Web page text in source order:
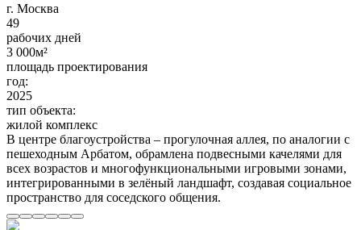
г. Москва
49
рабочих дней
3 000м²
площадь проектирования
год:
2025
тип объекта:
жилой комплекс
В центре благоустройства – прогулочная аллея, по аналогии с
пешеходным Арбатом, обрамлена подвесными качелями для
всех возрастов и многофункциональными игровыми зонами,
интегрированными в зелёный ландшафт, создавая социальное
пространство для соседского общения.